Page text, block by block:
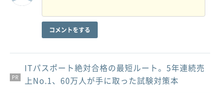
コメントをする
PR
PR
PR
ITパスポート絶対合格の最短ルート。5年連続売
上No.1、60万人が手に取った試験対策本